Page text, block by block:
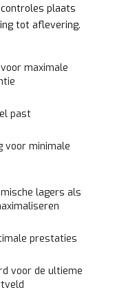
plaats
tot aflevering.
maximale
past
voor minimale
lagers als
prestaties
voor de ultieme